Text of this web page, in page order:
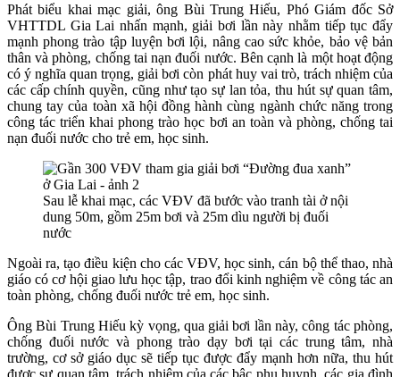
Phát biểu khai mạc giải, ông Bùi Trung Hiếu, Phó Giám đốc Sở
VHTTDL Gia Lai nhấn mạnh, giải bơi lần này nhằm tiếp tục đẩy
mạnh phong trào tập luyện bơi lội, nâng cao sức khỏe, bảo vệ bản
thân và phòng, chống tai nạn đuối nước. Bên cạnh là một hoạt động
có ý nghĩa quan trọng, giải bơi còn phát huy vai trò, trách nhiệm của
các cấp chính quyền, cũng như tạo sự lan tỏa, thu hút sự quan tâm,
chung tay của toàn xã hội đồng hành cùng ngành chức năng trong
công tác triển khai phong trào học bơi an toàn và phòng, chống tai
nạn đuối nước cho trẻ em, học sinh.
Sau lễ khai mạc, các VĐV đã bước vào tranh tài ở nội
dung 50m, gồm 25m bơi và 25m dìu người bị đuối
nước
Ngoài ra, tạo điều kiện cho các VĐV, học sinh, cán bộ thể thao, nhà
giáo có cơ hội giao lưu học tập, trao đổi kinh nghiệm về công tác an
toàn phòng, chống đuối nước trẻ em, học sinh.
Ông Bùi Trung Hiếu kỳ vọng, qua giải bơi lần này, công tác phòng,
chống đuối nước và phong trào dạy bơi tại các trung tâm, nhà
trường, cơ sở giáo dục sẽ tiếp tục được đẩy mạnh hơn nữa, thu hút
được sự quan tâm, trách nhiệm của các bậc phụ huynh, các gia đình